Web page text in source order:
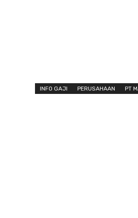
INFO GAJI PERUSAHAAN PT